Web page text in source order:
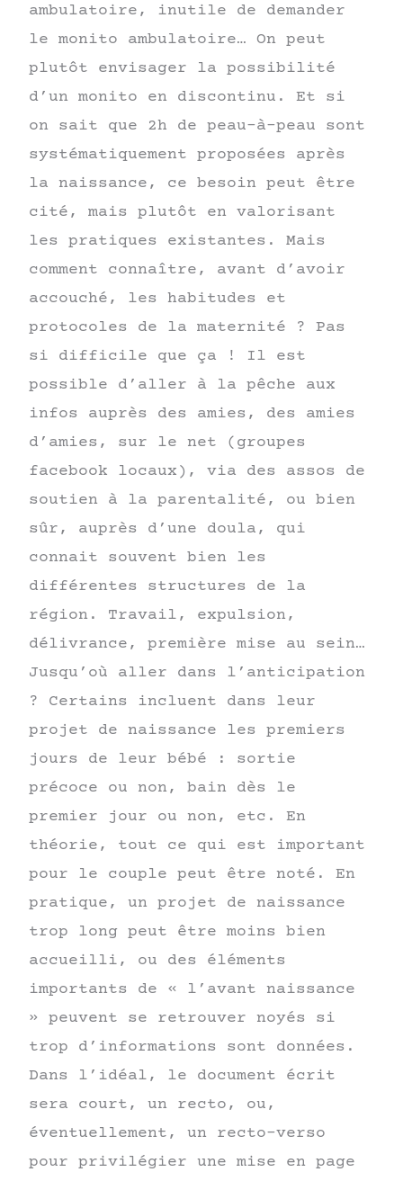
ambulatoire, inutile de demander
le monito ambulatoire… On peut
plutôt envisager la possibilité
d’un monito en discontinu. Et si
on sait que 2h de peau-à-peau sont
systématiquement proposées après
la naissance, ce besoin peut être
cité, mais plutôt en valorisant
les pratiques existantes. Mais
comment connaître, avant d’avoir
accouché, les habitudes et
protocoles de la maternité ? Pas
si difficile que ça ! Il est
possible d’aller à la pêche aux
infos auprès des amies, des amies
d’amies, sur le net (groupes
facebook locaux), via des assos de
soutien à la parentalité, ou bien
sûr, auprès d’une doula, qui
connait souvent bien les
différentes structures de la
région. Travail, expulsion,
délivrance, première mise au sein…
Jusqu’où aller dans l’anticipation
? Certains incluent dans leur
projet de naissance les premiers
jours de leur bébé : sortie
précoce ou non, bain dès le
premier jour ou non, etc. En
théorie, tout ce qui est important
pour le couple peut être noté. En
pratique, un projet de naissance
trop long peut être moins bien
accueilli, ou des éléments
importants de « l’avant naissance
» peuvent se retrouver noyés si
trop d’informations sont données.
Dans l’idéal, le document écrit
sera court, un recto, ou,
éventuellement, un recto-verso
pour privilégier une mise en page